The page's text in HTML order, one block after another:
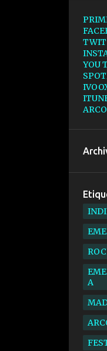
YOU
A